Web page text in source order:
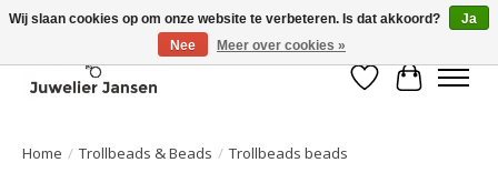
Verlanglijst
Home / Trollbeads & Beads / Trollbeads beads
Wij slaan cookies op om onze website te verbeteren. Is dat akkoord?
Ja
Nee
Meer over cookies »